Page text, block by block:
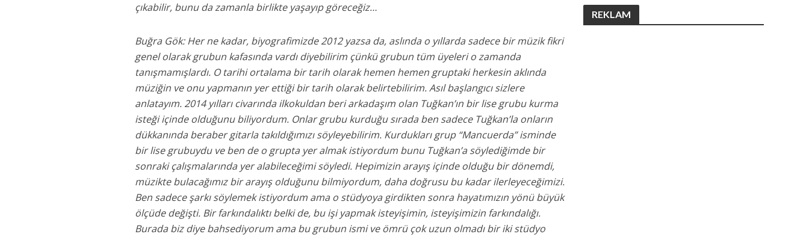
çıkabilir, bunu da zamanla birlikte yaşayıp göreceğiz…
Buğra Gök: Her ne kadar, biyografimizde 2012 yazsa da, aslında o yıllarda sadece bir müzik fikri
genel olarak grubun kafasında vardı diyebilirim çünkü grubun tüm üyeleri o zamanda
tanışmamışlardı. O tarihi ortalama bir tarih olarak hemen hemen gruptaki herkesin aklında
müziğin ve onu yapmanın yer ettiği bir tarih olarak belirtebilirim. Asıl başlangıcı sizlere
anlatayım. 2014 yılları civarında ilkokuldan beri arkadaşım olan Tuğkan’ın bir lise grubu kurma
isteği içinde olduğunu biliyordum. Onlar grubu kurduğu sırada ben sadece Tuğkan’la onların
dükkanında beraber gitarla takıldığımızı söyleyebilirim. Kurdukları grup “Mancuerda” isminde
bir lise grubuydu ve ben de o grupta yer almak istiyordum bunu Tuğkan’a söylediğimde bir
sonraki çalışmalarında yer alabileceğimi söyledi. Hepimizin arayış içinde olduğu bir dönemdi,
müzikte bulacağımız bir arayış olduğunu bilmiyordum, daha doğrusu bu kadar ilerleyeceğimizi.
Ben sadece şarkı söylemek istiyordum ama o stüdyoya girdikten sonra hayatımızın yönü büyük
ölçüde değişti. Bir farkındalıktı belki de, bu işi yapmak isteyişimin, isteyişimizin farkındalığı.
Burada biz diye bahsediyorum ama bu grubun ismi ve ömrü çok uzun olmadı bir iki stüdyo
REKLAM